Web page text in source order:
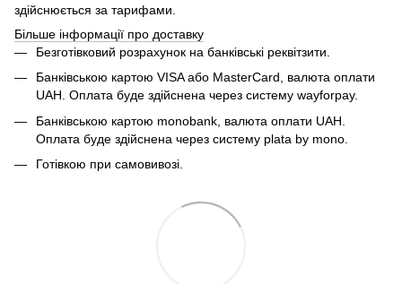
здійснюється за тарифами.
Більше інформації про доставку
Безготівковий розрахунок на банківські реквітзити.
Банківською картою VISA або MasterCard, валюта оплати
UAH. Оплата буде здійснена через систему wayforpay.
Банківською картою monobank, валюта оплати UAH.
Оплата буде здійснена через систему plata by mono.
Готівкою при самовивозі.